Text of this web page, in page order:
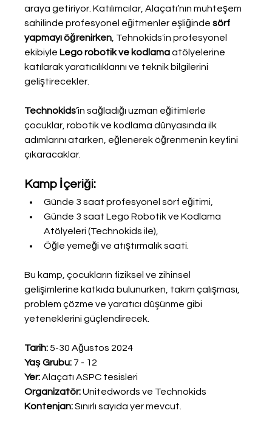
araya getiriyor. Katılımcılar, Alaçatı’nın muhteşem
sahilinde profesyonel eğitmenler eşliğinde sörf
yapmayı öğrenirken, Tehnokids'in profesyonel
ekibiyle Lego robotik ve kodlama atölyelerine
katılarak yaratıcılıklarını ve teknik bilgilerini
geliştirecekler.
Technokids’in sağladığı uzman eğitimlerle
çocuklar, robotik ve kodlama dünyasında ilk
adımlarını atarken, eğlenerek öğrenmenin keyfini
çıkaracaklar.
Kamp İçeriği:
Günde 3 saat profesyonel sörf eğitimi,
Günde 3 saat Lego Robotik ve Kodlama
Atölyeleri (Technokids ile),
Öğle yemeği ve atıştırmalık saati.
Bu kamp, çocukların fiziksel ve zihinsel
gelişimlerine katkıda bulunurken, takım çalışması,
problem çözme ve yaratıcı düşünme gibi
yeteneklerini güçlendirecek.
Tarih: 5-30 Ağustos 2024
Yaş Grubu: 7 - 12
Yer: Alaçatı ASPC tesisleri
Organizatör: Unitedwords ve Technokids
Kontenjan: Sınırlı sayıda yer mevcut.